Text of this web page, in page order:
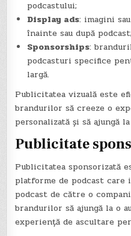
podcastului;
Display ads: imagini
înainte sau după
Sponsorships:
podcasturi specifice
largă.
Publicitatea vizuală este
brandurilor să creeze o
personalizată și să ajungă
Publicitate
Publicitatea sponsorizată
platforme de podcast care
podcast de către o
brandurilor să ajungă la o
experiență de ascultare